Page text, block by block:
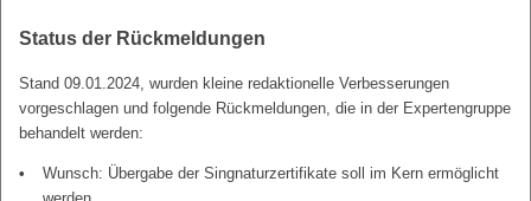
Status der Rückmeldungen
Stand 09.01.2024, wurden kleine redaktionelle Verbesserungen
vorgeschlagen und folgende Rückmeldungen, die in der Expertengruppe
behandelt werden:
Wunsch: Übergabe der Singnaturzertifikate soll im Kern ermöglicht